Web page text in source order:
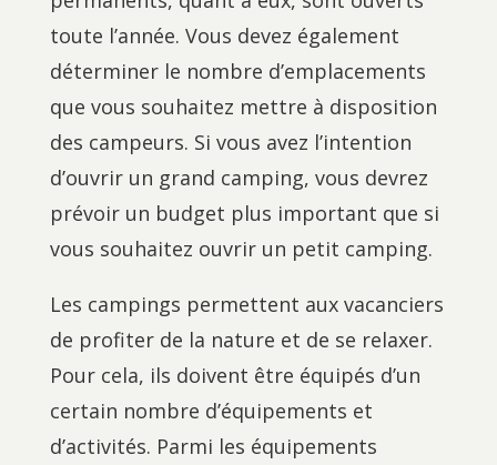
toute l’année. Vous devez également
déterminer le nombre d’emplacements
que vous souhaitez mettre à disposition
des campeurs. Si vous avez l’intention
d’ouvrir un grand camping, vous devrez
prévoir un budget plus important que si
vous souhaitez ouvrir un petit camping.
Les campings permettent aux vacanciers
de profiter de la nature et de se relaxer.
Pour cela, ils doivent être équipés d’un
certain nombre d’équipements et
d’activités. Parmi les équipements